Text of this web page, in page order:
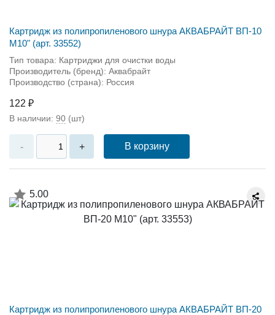
Картридж из полипропиленового шнура АКВАБРАЙТ ВП-10
М10" (арт. 33552)
Тип товара: Картриджи для очистки воды
Производитель (бренд): Аквабрайт
Производство (страна): Россия
122 ₽
В наличии: 90 (шт)
- + В корзину
5.00
Картридж из полипропиленового шнура АКВАБРАЙТ ВП-20